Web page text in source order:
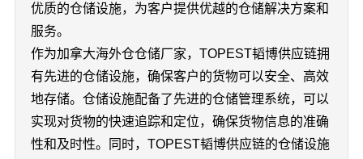
优质的仓储设施，为客户提供优越的仓储解决方案和
服务。
作为加拿大海外仓仓储厂家，TOPEST韬博供应链拥
有先进的仓储设施，确保客户的货物可以安全、高效
地存储。仓储设施配备了先进的仓储管理系统，可以
实现对货物的快速追踪和定位，确保货物信息的准确
性和及时性。同时，TOPEST韬博供应链的仓储设施